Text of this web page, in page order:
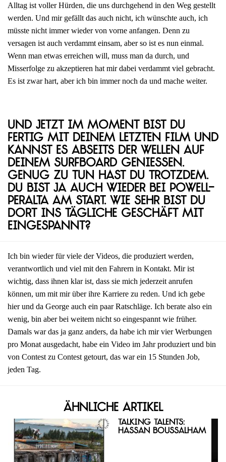
Alltag ist voller Hürden, die uns durchgehend in den Weg gestellt
werden. Und mir gefällt das auch nicht, ich wünschte auch, ich
müsste nicht immer wieder von vorne anfangen. Denn zu
versagen ist auch verdammt einsam, aber so ist es nun einmal.
Wenn man etwas erreichen will, muss man da durch, und
Misserfolge zu akzeptieren hat mir dabei verdammt viel gebracht.
Es ist zwar hart, aber ich bin immer noch da und mache weiter.
Und jetzt im Moment bist du
fertig mit deinem letzten Film und
kannst es abseits der Wellen auf
deinem Surfboard genießen.
Genug zu tun hast du trotzdem.
Du bist ja auch wieder bei Powell-
Peralta am Start. Wie sehr bist du
dort ins tägliche Geschäft mit
eingespannt?
Ich bin wieder für viele der Videos, die produziert werden,
verantwortlich und viel mit den Fahrern in Kontakt. Mir ist
wichtig, dass ihnen klar ist, dass sie mich jederzeit anrufen
können, um mit mir über ihre Karriere zu reden. Und ich gebe
hier und da George auch ein paar Ratschläge. Ich berate also ein
wenig, bin aber bei weitem nicht so eingespannt wie früher.
Damals war das ja ganz anders, da habe ich mir vier Werbungen
pro Monat ausgedacht, habe ein Video im Jahr produziert und bin
von Contest zu Contest getourt, das war ein 15 Stunden Job,
jeden Tag.
Ähnliche Artikel
Talking Talents:
Hassan Boussalham